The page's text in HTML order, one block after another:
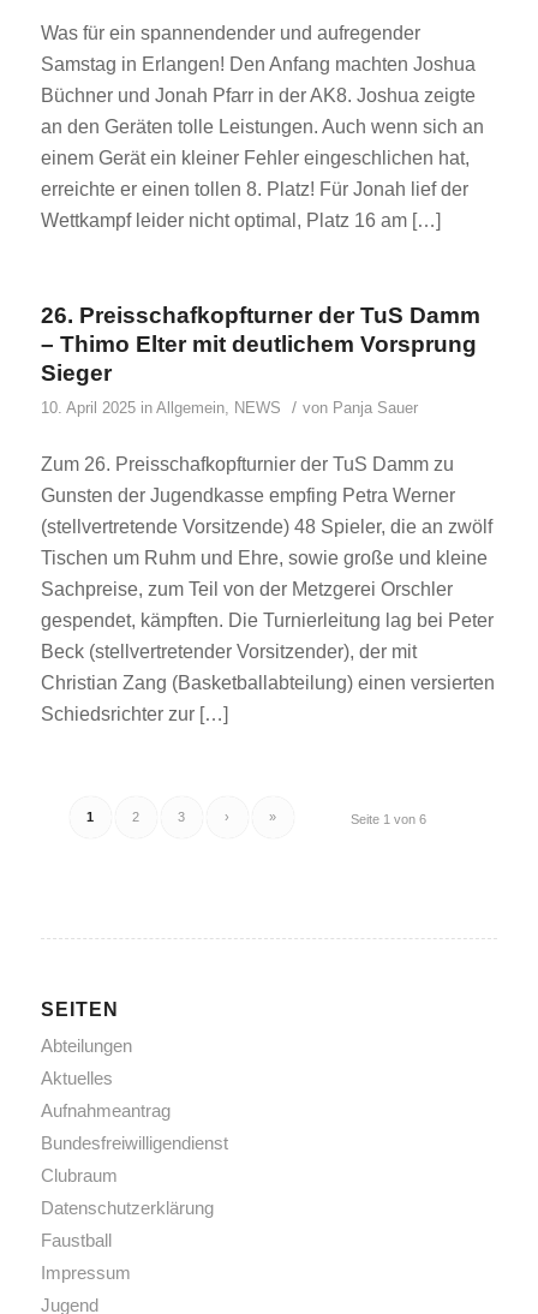
Was für ein spannendender und aufregender
Samstag in Erlangen! Den Anfang machten Joshua
Büchner und Jonah Pfarr in der AK8. Joshua zeigte
an den Geräten tolle Leistungen. Auch wenn sich an
einem Gerät ein kleiner Fehler eingeschlichen hat,
erreichte er einen tollen 8. Platz! Für Jonah lief der
Wettkampf leider nicht optimal, Platz 16 am […]
26. Preisschafkopfturner der TuS Damm
– Thimo Elter mit deutlichem Vorsprung
Sieger
10. April 2025 in Allgemein, NEWS / von Panja Sauer
Zum 26. Preisschafkopfturnier der TuS Damm zu
Gunsten der Jugendkasse empfing Petra Werner
(stellvertretende Vorsitzende) 48 Spieler, die an zwölf
Tischen um Ruhm und Ehre, sowie große und kleine
Sachpreise, zum Teil von der Metzgerei Orschler
gespendet, kämpften. Die Turnierleitung lag bei Peter
Beck (stellvertretender Vorsitzender), der mit
Christian Zang (Basketballabteilung) einen versierten
Schiedsrichter zur […]
Seite 1 von 6
1 2 3 › »
SEITEN
Abteilungen
Aktuelles
Aufnahmeantrag
Bundesfreiwilligendienst
Clubraum
Datenschutzerklärung
Faustball
Impressum
Jugend